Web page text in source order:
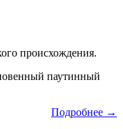
происхождения.
паутинный
Подробнее →